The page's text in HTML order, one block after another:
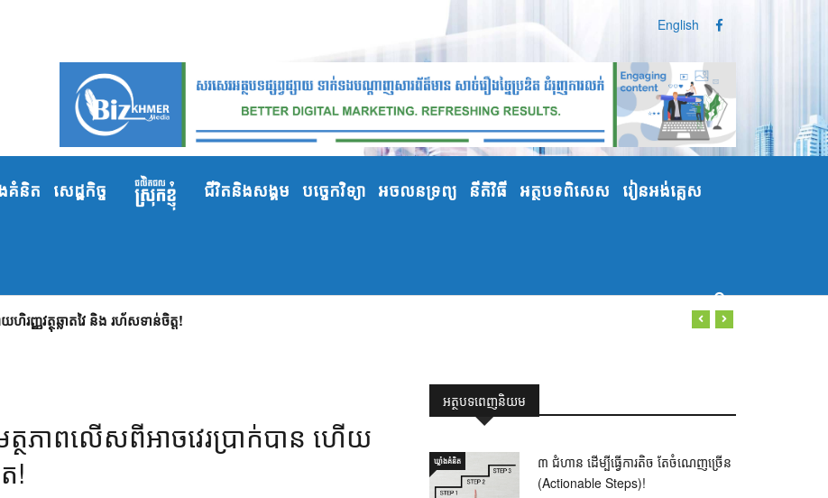
English
ង​គំនិត សេដ្ឋកិច្ច ជីវិតនិងសង្គម បច្ចេកវិទ្យា អចលនទ្រព្យ នីតិវិធី អត្ថបទពិសេស រៀនអង់គ្លេស
ញ្ញវត្ថុឆ្លាតវៃ និង រហ័សទាន់ចិត្ត!
ភាព​លើស​ពី​អាច​វេរ​ប្រាក់​បាន ហើយ​​
!​
អត្ថបទពេញនិយម
ឃ្លាំង​គំនិត
៣ ជំហាន ដើម្បីធ្វើការតិច តែចំណេញច្រើន
(Actionable Steps)!